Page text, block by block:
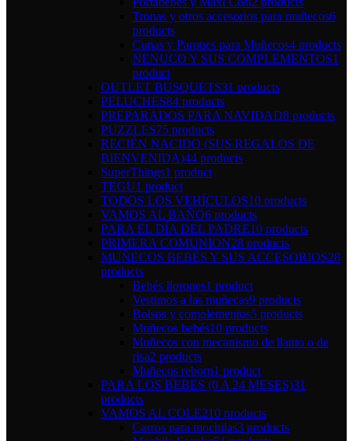
Tronas y otros accesorios para muñecos6
products
Cunas y Parques para Muñecos4 products
NENUCO Y SUS COMPLEMENTOS1
product
OUTLET BUSQUETS31 products
PELUCHES84 products
PREPARADOS PARA NAVIDAD8 products
PUZZLES75 products
RECIÉN NACIDO (SUS REGALOS DE
BIENVENIDA)44 products
SuperThings1 product
TEGU1 product
TODOS LOS VEHÍCULOS10 products
VAMOS AL BAÑO6 products
PARA EL DÍA DEL PADRE10 products
PRIMERA COMUNION28 products
MUÑECOS BEBÉS Y SUS ACCESORIOS28
products
Bebés llorones1 product
Vestimos a las muñecas9 products
Bolsos y complementos5 products
Muñecos bebés10 products
Muñecos con mecanismo de llanto o de
risa2 products
Muñecos reborn1 product
PARA LOS BEBES (0 A 24 MESES)31
products
VAMOS AL COLE210 products
Carros para mochilas3 products